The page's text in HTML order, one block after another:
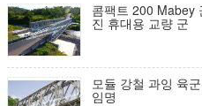
콤팩트 200 Mabey
진 휴대용 교량 군
모듈 강철 과잉 육
임명